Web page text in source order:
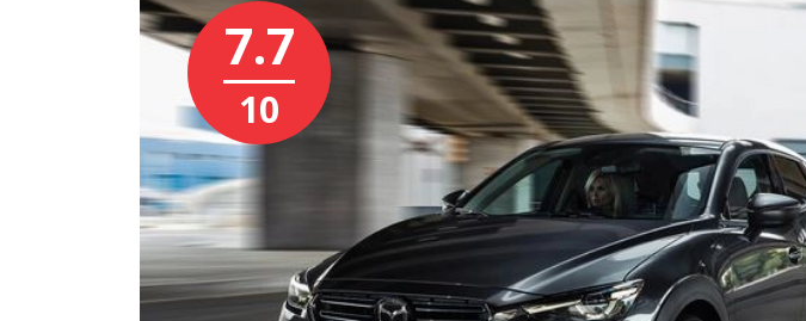
7.7
10